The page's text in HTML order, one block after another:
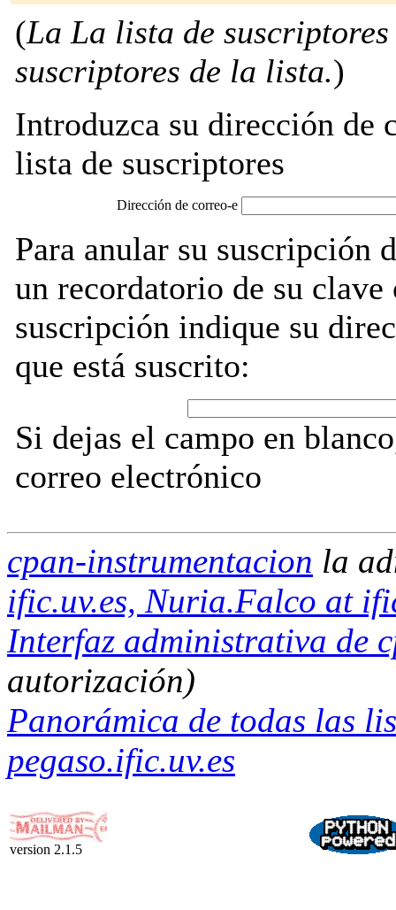
(La La lista de
suscriptores de la lista.)
Introduzca su dirección de
lista de suscriptores
Dirección de correo-e
Para anular su suscripción
un recordatorio de su clave
suscripción indique su
que está suscrito:
Si dejas el campo en
correo electrónico
cpan-instrumentacion la
ific.uv.es, Nuria.Falco at
Interfaz administrativa de
autorización)
Panorámica de todas las
pegaso.ific.uv.es
version 2.1.5